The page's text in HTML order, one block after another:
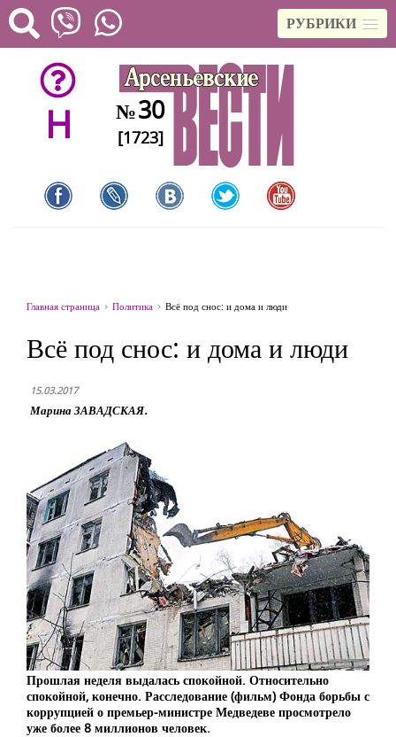
РУБРИКИ
H №30
[1723]
Главная страница Политика Всё под снос: и дома и люди
Всё под снос: и дома и люди
15.03.2017
Марина ЗАВАДСКАЯ.
Прошлая неделя выдалась спокойной. Относительно
спокойной, конечно. Расследование (фильм) Фонда борьбы с
коррупцией о премьер-министре Медведеве просмотрело
уже более 8 миллионов человек.